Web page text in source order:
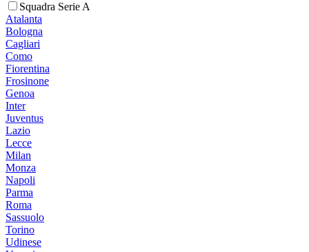
Squadra Serie A
Atalanta
Bologna
Cagliari
Como
Fiorentina
Frosinone
Genoa
Inter
Juventus
Lazio
Lecce
Milan
Monza
Napoli
Parma
Roma
Sassuolo
Torino
Udinese